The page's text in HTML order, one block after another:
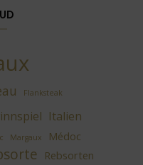
Flanksteak
Italien
Margaux Médoc
Rebsorten